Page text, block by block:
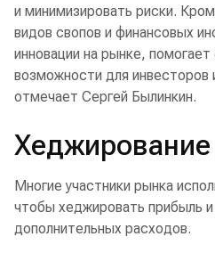
и минимизировать риски.
видов свопов и финансовых
инновации на рынке,
возможности для
отмечает Сергей Былинкин.
Хеджирование
Многие участники рынка
чтобы хеджировать прибыль
дополнительных расходов.